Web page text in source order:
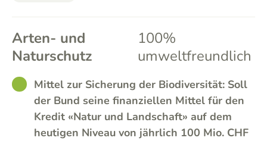
Arten- und
Naturschutz
100%
umweltfreundlich
GOODMittel zur Sicherung der Biodiversität: Soll
der Bund seine finanziellen Mittel für den
Kredit «Natur und Landschaft» auf dem
heutigen Niveau von jährlich 100 Mio. CHF